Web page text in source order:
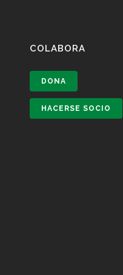
COLABORA
DONA
HACERSE SOCIO